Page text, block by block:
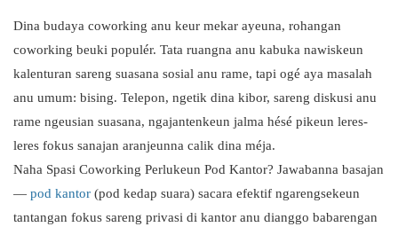
Dina budaya coworking anu keur mekar ayeuna, rohangan
coworking beuki populér. Tata ruangna anu kabuka nawiskeun
kalenturan sareng suasana sosial anu rame, tapi ogé aya masalah
anu umum: bising. Telepon, ngetik dina kibor, sareng diskusi anu
rame ngeusian suasana, ngajantenkeun jalma hésé pikeun leres-
leres fokus sanajan aranjeunna calik dina méja.
Naha Spasi Coworking Perlukeun Pod Kantor? Jawabanna basajan
— pod kantor (pod kedap suara) sacara efektif ngarengsekeun
tantangan fokus sareng privasi di kantor anu dianggo babarengan